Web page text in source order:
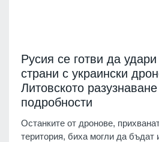
Русия се готви да
страни с украински
Литовското
подробности
Останките от дронове,
територия, биха могли да бъдат